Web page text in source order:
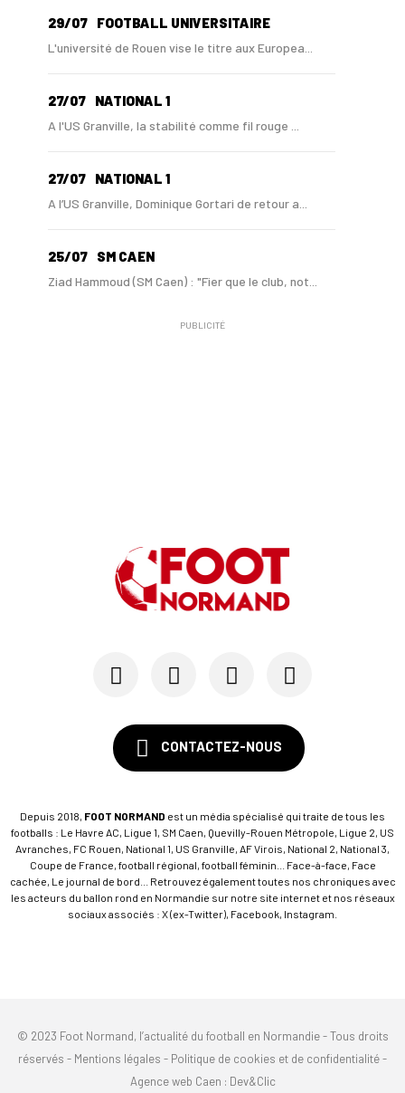
29/07 FOOTBALL UNIVERSITAIRE
L'université de Rouen vise le titre aux Europea...
27/07 NATIONAL 1
A l'US Granville, la stabilité comme fil rouge ...
27/07 NATIONAL 1
A l’US Granville, Dominique Gortari de retour a...
25/07 SM CAEN
Ziad Hammoud (SM Caen) : "Fier que le club, not...
SM CAEN - MERCATO
Avec Mohamed Hafid, Malherbe veut frapper un gr...
SM Caen : Julien Meilhac quitte la direction de...
PUBLICITÉ
CONTACTEZ-NOUS
Depuis 2018, FOOT NORMAND est un média spécialisé qui traite de tous les
footballs : Le Havre AC, Ligue 1, SM Caen, Quevilly-Rouen Métropole, Ligue 2, US
Avranches, FC Rouen, National 1, US Granville, AF Virois, National 2, National 3,
Coupe de France, football régional, football féminin... Face-à-face, Face
cachée, Le journal de bord... Retrouvez également toutes nos chroniques avec
les acteurs du ballon rond en Normandie sur notre site internet et nos réseaux
sociaux associés : X (ex-Twitter), Facebook, Instagram.
© 2023 Foot Normand, l’actualité du football en Normandie - Tous droits
réservés - Mentions légales - Politique de cookies et de confidentialité-
Agence web Caen : Dev&Clic